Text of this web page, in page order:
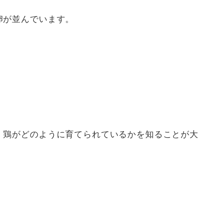
並んでいます。
鶏がどのように育てられているかを知ることが大